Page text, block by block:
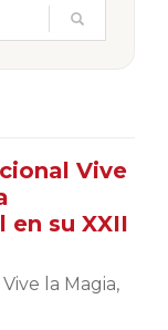
Vive
en su XXII
la Magia,